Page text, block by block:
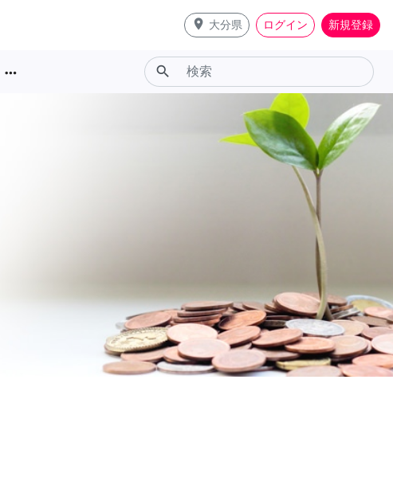
place 大分県 ログイン 新規登録
more_horiz search